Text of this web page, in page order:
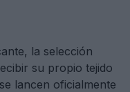
la selección
su propio tejido
lancen oficialmente